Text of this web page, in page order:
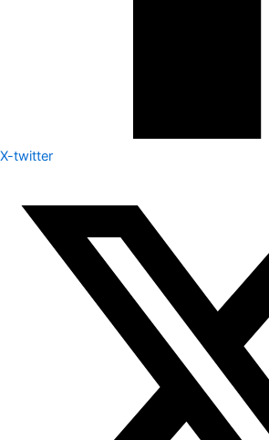
X-twitter